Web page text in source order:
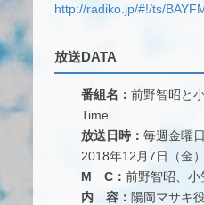
http://radiko.jp/#!/ts/
放送DATA
番組名： 前野智昭と
Time
放送日時： 毎週金曜
2018年12月7日（金）
M C： 前野智昭、小
内 容： 陽岡マサキ